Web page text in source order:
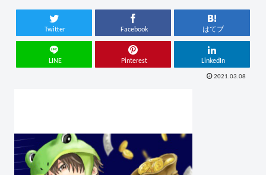
Twitter Facebook はてブ
LINE Pinterest LinkedIn
2021.03.08